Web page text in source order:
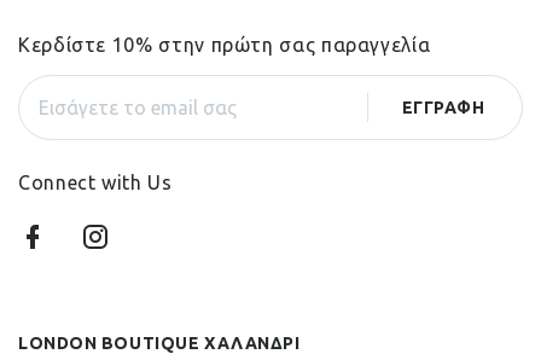
Κερδίστε 10% στην πρώτη σας παραγγελία
Connect with Us
LONDON BOUTIQUE ΧΑΛΑΝΔΡΙ